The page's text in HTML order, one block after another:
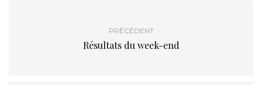
PRÉCÉDENT
Résultats du week-end